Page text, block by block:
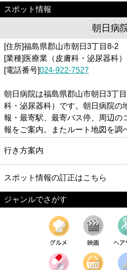
スポット情報
朝日病
[住所]福島県郡山市朝日3丁目8-2
[業種]医療業（皮膚科・泌尿器科）
[電話番号]024-922-7527
朝日病院は福島県郡山市朝日3丁
科・泌尿器科）です。朝日病院の
報・最寄駅、最寄バス停、周辺の
報をご案内。またルート地図を調
行き方案内
スポット情報の訂正はこちら
ジャンルでさがす